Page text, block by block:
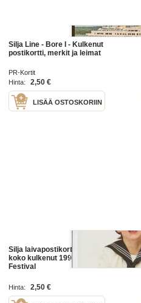
Silja Line - Bore I - Kulkenut
postikortti, merkit ja leimat
PR-Kortit
Hinta:
2,50 €
LISÄÄ OSTOSKORIIN
Silja laivapostikortti postikortti A5
koko kulkenut 1992 laivaleima Silja
Festival
Hinta: 2,50 €